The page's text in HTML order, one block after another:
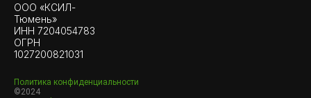
ООО «КСИЛ-
Тюмень»
ИНН 7204054783
ОГРН
1027200821031
Политика конфиденциальности
©2024